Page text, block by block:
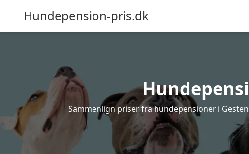
Hundepension-pris.dk
Sammenlign priser fra hundepensioner i